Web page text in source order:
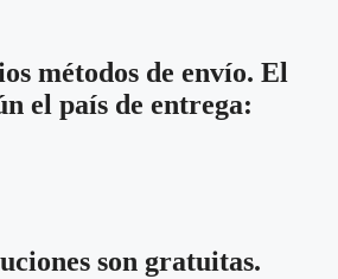
métodos de envío. El
el país de entrega:
son gratuitas.